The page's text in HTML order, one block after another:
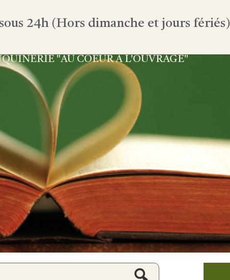
24h (Hors dimanche et jours fériés)
"AU COEUR À L'OUVRAGE"